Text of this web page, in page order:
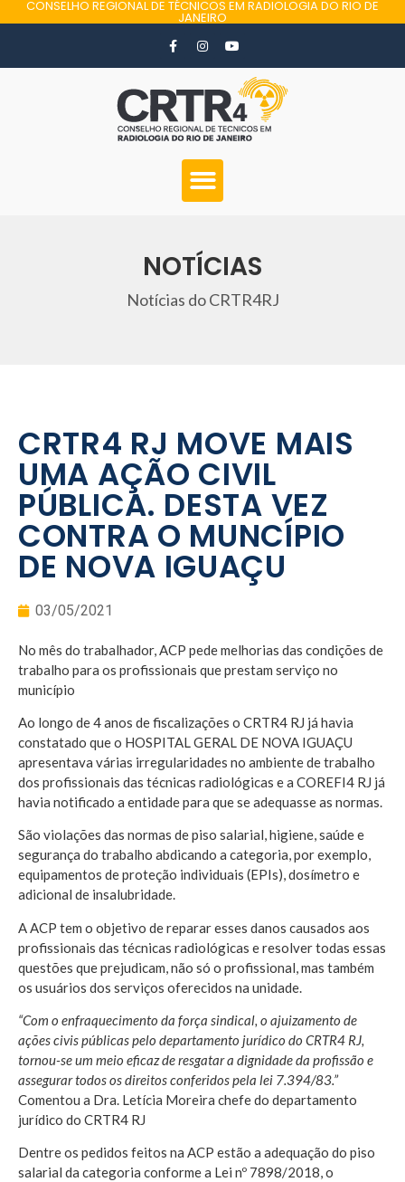
CONSELHO REGIONAL DE TÉCNICOS EM RADIOLOGIA DO RIO DE
JANEIRO
NOTÍCIAS
Notícias do CRTR4RJ
CRTR4 RJ MOVE MAIS
UMA AÇÃO CIVIL
PÚBLICA. DESTA VEZ
CONTRA O MUNCÍPIO
DE NOVA IGUAÇU
03/05/2021
No mês do trabalhador, ACP pede melhorias das condições de
trabalho para os profissionais que prestam serviço no
município
Ao longo de 4 anos de fiscalizações o CRTR4 RJ já havia
constatado que o HOSPITAL GERAL DE NOVA IGUAÇU
apresentava várias irregularidades no ambiente de trabalho
dos profissionais das técnicas radiológicas e a COREFI4 RJ já
havia notificado a entidade para que se adequasse as normas.
São violações das normas de piso salarial, higiene, saúde e
segurança do trabalho abdicando a categoria, por exemplo,
equipamentos de proteção individuais (EPIs), dosímetro e
adicional de insalubridade.
A ACP tem o objetivo de reparar esses danos causados aos
profissionais das técnicas radiológicas e resolver todas essas
questões que prejudicam, não só o profissional, mas também
os usuários dos serviços oferecidos na unidade.
“Com o enfraquecimento da força sindical, o ajuizamento de
ações civis públicas pelo departamento jurídico do CRTR4 RJ,
tornou-se um meio eficaz de resgatar a dignidade da profissão e
assegurar todos os direitos conferidos pela lei 7.394/83.”
Comentou a Dra. Letícia Moreira chefe do departamento
jurídico do CRTR4 RJ
Dentre os pedidos feitos na ACP estão a adequação do piso
salarial da categoria conforme a Lei nº 7898/2018, o